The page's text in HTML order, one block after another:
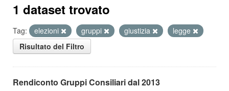
1 dataset trovato
Tag: elezioni gruppi giustizia
legge
Risultato del Filtro
Rendiconto Gruppi Consiliari dal 2013